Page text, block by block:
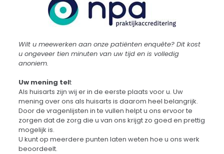
Wilt u meewerken aan onze patiënten enquête? Dit kost
u ongeveer tien minuten van uw tijd en is volledig
anoniem.
Uw mening telt
Als huisarts zijn wij er in de eerste plaats voor u. Uw
mening over ons als huisarts is daarom heel belangrijk.
Door de vragenlijsten in te vullen helpt u ons ervoor te
zorgen dat de zorg die u van ons krijgt zo goed en prettig
mogelijk is.
U kunt op meerdere punten laten weten hoe u ons werk
beoordeelt.